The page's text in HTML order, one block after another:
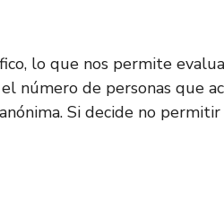
lo que nos permite
número de personas que
Si decide no